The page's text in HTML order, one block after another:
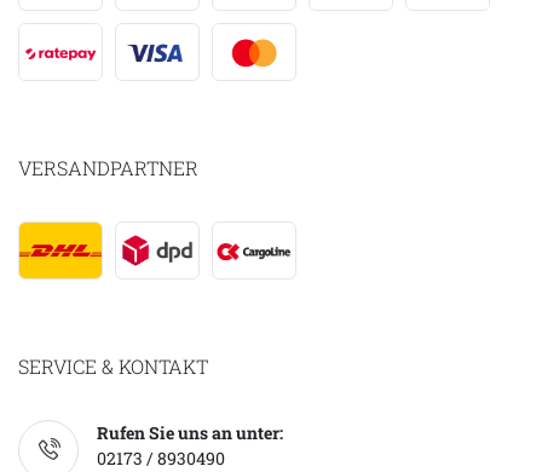
VERSANDPARTNER
SERVICE & KONTAKT
Rufen Sie uns an unter:
02173 / 8930490